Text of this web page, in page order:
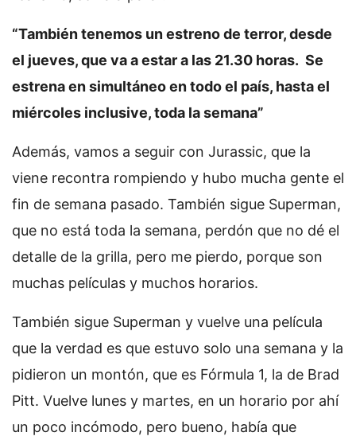
“También tenemos un estreno de terror, desde
el jueves, que va a estar a las 21.30 horas. Se
estrena en simultáneo en todo el país, hasta el
miércoles inclusive, toda la semana”
Además, vamos a seguir con Jurassic, que la
viene recontra rompiendo y hubo mucha gente el
fin de semana pasado. También sigue Superman,
que no está toda la semana, perdón que no dé el
detalle de la grilla, pero me pierdo, porque son
muchas películas y muchos horarios.
También sigue Superman y vuelve una película
que la verdad es que estuvo solo una semana y la
pidieron un montón, que es Fórmula 1, la de Brad
Pitt. Vuelve lunes y martes, en un horario por ahí
un poco incómodo, pero bueno, había que